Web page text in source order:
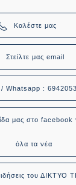
Καλέστε μας
Στείλτε μας email
Whatsapp :
μας στο facebook
όλα τα νέα
του